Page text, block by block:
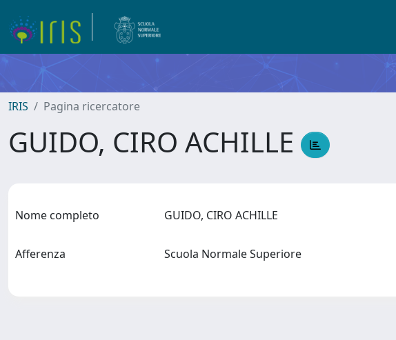
IRIS Pagina ricercatore
GUIDO, CIRO ACHILLE
Nome completo GUIDO, CIRO ACHILLE
Afferenza Scuola Normale Superiore